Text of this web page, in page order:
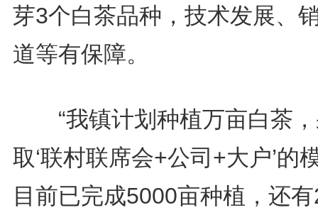
芽3个白茶品种，技术发展、
道等有保障。
“我镇计划种植万亩白茶
取‘联村联席会+公司+大户’的
目前已完成5000亩种植，还